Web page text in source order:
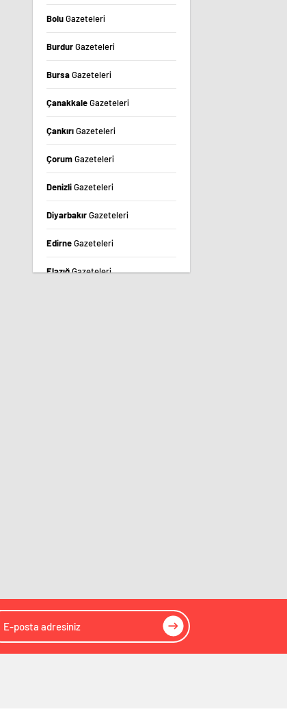
BoluGazeteleri
BurdurGazeteleri
BursaGazeteleri
ÇanakkaleGazeteleri
ÇankırıGazeteleri
ÇorumGazeteleri
DenizliGazeteleri
DiyarbakırGazeteleri
EdirneGazeteleri
ElazığGazeteleri
İzmirGazeteleri